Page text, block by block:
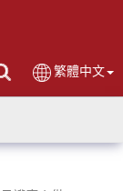
繁體中文